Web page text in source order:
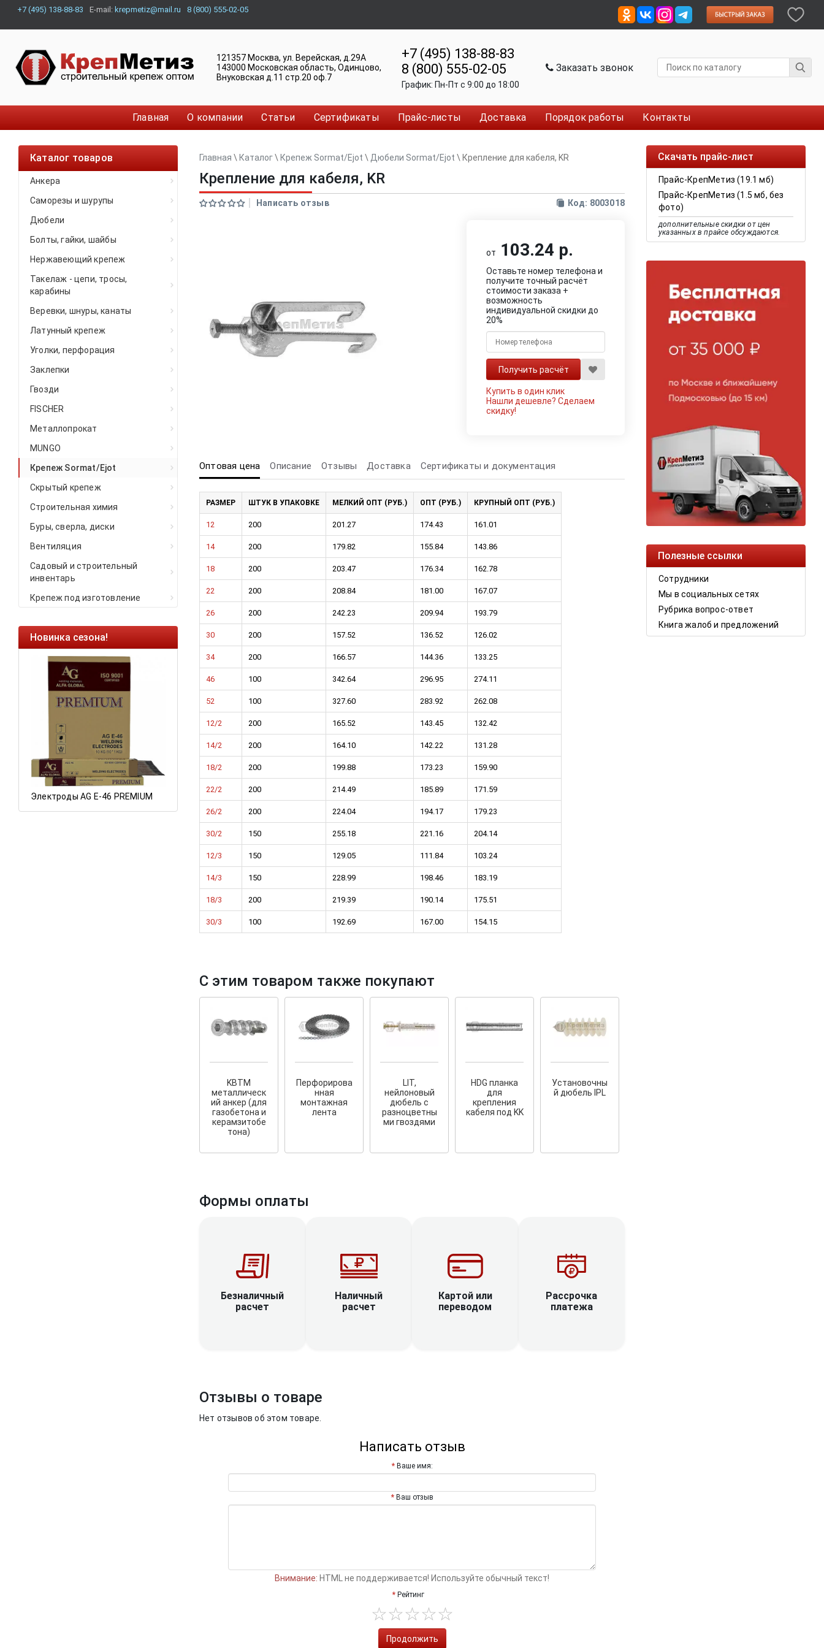
+7 (495) 138-88-83 E-mail: krepmetiz@mail.ru 8 (800) 555-02-05
121357 Москва, ул. Верейская, д.29А
143000 Московская область, Одинцово,
Внуковская д.11 стр.20 оф.7
+7 (495) 138-88-83
8 (800) 555-02-05
График: Пн-Пт c 9:00 до 18:00
Заказать звонок
Главная О компании Статьи Сертификаты Прайс-листы Доставка Порядок работы Контакты
Каталог товаров
Анкера
Саморезы и шурупы
Дюбели
Болты, гайки, шайбы
Нержавеющий крепеж
Такелаж - цепи, тросы,
карабины
Веревки, шнуры, канаты
Латунный крепеж
Уголки, перфорация
Заклепки
Гвозди
FISCHER
Металлопрокат
MUNGO
Крепеж Sormat/Ejot
Скрытый крепеж
Строительная химия
Буры, сверла, диски
Вентиляция
Садовый и строительный
инвентарь
Крепеж под изготовление
Новинка сезона!
Электроды AG E-46 PREMIUM
Ликвидация остатков!
Саморезы кровельные HKR-R
HARPOON EURO
Ликвидация складских
остатков по ценам 2020 года!
Cкрытый крепеж
Крепление террас и фасадов
У нас появилсяскрытый
крепеж для деревянных террас
и фасадов.
Скачать прайс-лист
Прайс-КрепМетиз (19.1 мб)
Прайс-КрепМетиз (1.5 мб, без
фото)
дополнительные скидки от цен
указанных в прайсе обсуждаются.
Полезные ссылки
Сотрудники
Мы в социальных сетях
Рубрика вопрос-ответ
Книга жалоб и предложений
Главная \ Каталог\ Крепеж Sormat/Ejot \ Дюбели Sormat/Ejot \ Крепление для кабеля, KR
Крепление для кабеля, KR
Написать отзыв Код: 8003018
от 103.24 р.
Оставьте номер телефона и
получите точный расчёт
стоимости заказа +
возможность
индивидуальной скидки до
20%
Купить в один клик
Нашли дешевле?Сделаем
скидку!
Оптовая цена Описание Отзывы Доставка Сертификаты и документация
РАЗМЕР ШТУК В УПАКОВКЕ МЕЛКИЙ ОПТ (РУБ.) ОПТ (РУБ.) КРУПНЫЙ ОПТ (РУБ.)
12 200 201.27 174.43 161.01
14 200 179.82 155.84 143.86
18 200 203.47 176.34 162.78
22 200 208.84 181.00 167.07
26 200 242.23 209.94 193.79
30 200 157.52 136.52 126.02
34 200 166.57 144.36 133.25
46 100 342.64 296.95 274.11
52 100 327.60 283.92 262.08
12/2 200 165.52 143.45 132.42
14/2 200 164.10 142.22 131.28
18/2 200 199.88 173.23 159.90
22/2 200 214.49 185.89 171.59
26/2 200 224.04 194.17 179.23
30/2 150 255.18 221.16 204.14
12/3 150 129.05 111.84 103.24
14/3 150 228.99 198.46 183.19
18/3 200 219.39 190.14 175.51
30/3 100 192.69 167.00 154.15
С этим товаром также покупают
KBTM
металлическ
ий анкер (для
газобетона и
керамзитобе
тона)
Перфорирова
нная
монтажная
лента
LIT,
нейлоновый
дюбель с
разноцветны
ми гвоздями
HDG планка
для
крепления
кабеля под KK
Установочны
й дюбель IPL
Формы оплаты
Безналичный
расчет
Наличный
расчет
Картой или
переводом
Рассрочка
платежа
Отзывы о товаре
Нет отзывов об этом товаре.
Написать отзыв
Ваше имя:
Ваш отзыв
Внимание: HTML не поддерживается! Используйте обычный текст!
Рейтинг
Продолжить